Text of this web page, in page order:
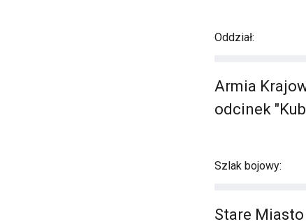
Oddział:
Armia
odcinek
Szlak bojowy:
Stare